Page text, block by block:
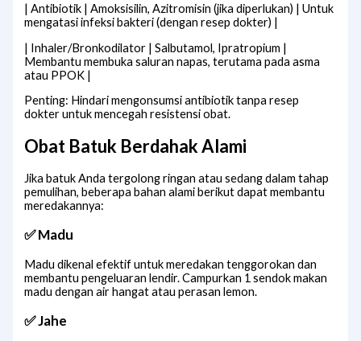
| Antibiotik | Amoksisilin, Azitromisin (jika diperlukan) | Untuk
mengatasi infeksi bakteri (dengan resep dokter) |
| Inhaler/Bronkodilator | Salbutamol, Ipratropium |
Membantu membuka saluran napas, terutama pada asma
atau PPOK |
Penting: Hindari mengonsumsi antibiotik tanpa resep
dokter untuk mencegah resistensi obat.
Obat Batuk Berdahak Alami
Jika batuk Anda tergolong ringan atau sedang dalam tahap
pemulihan, beberapa bahan alami berikut dapat membantu
meredakannya:
✅ Madu
Madu dikenal efektif untuk meredakan tenggorokan dan
membantu pengeluaran lendir. Campurkan 1 sendok makan
madu dengan air hangat atau perasan lemon.
✅ Jahe